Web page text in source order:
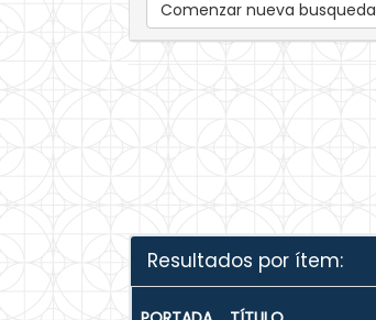
Comenzar nueva busqueda
Resultados por ítem: